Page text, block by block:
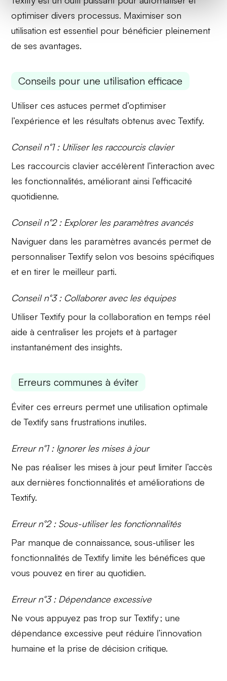
optimiser divers processus. Maximiser son
utilisation est essentiel pour bénéficier pleinement
de ses avantages.
Conseils pour une utilisation efficace
Utiliser ces astuces permet d’optimiser
l’expérience et les résultats obtenus avec Textify.
Conseil n°1 : Utiliser les raccourcis clavier
Les raccourcis clavier accélèrent l’interaction avec
les fonctionnalités, améliorant ainsi l’efficacité
quotidienne.
Conseil n°2 : Explorer les paramètres avancés
Naviguer dans les paramètres avancés permet de
personnaliser Textify selon vos besoins spécifiques
et en tirer le meilleur parti.
Conseil n°3 : Collaborer avec les équipes
Utiliser Textify pour lacollaboration en temps réel
aide à centraliser les projets et à partager
instantanément des insights.
Erreurs communes à éviter
Éviter ces erreurs permet une utilisation optimale
de Textify sans frustrations inutiles.
Erreur n°1 : Ignorer les mises à jour
Ne pas réaliser les mises à jour peut limiter l’accès
aux dernières fonctionnalités et améliorations de
Textify.
Erreur n°2 : Sous-utiliser les fonctionnalités
Par manque de connaissance,sous-utiliser les
fonctionnalités de Textify limite les bénéfices que
vous pouvez en tirer au quotidien.
Erreur n°3 : Dépendance excessive
Ne vous appuyez pas trop sur Textify ; une
dépendance excessive peut réduire l’innovation
humaine et la prise de décision critique.